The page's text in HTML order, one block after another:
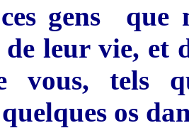
gens que
leur vie, et
vous, tels
os